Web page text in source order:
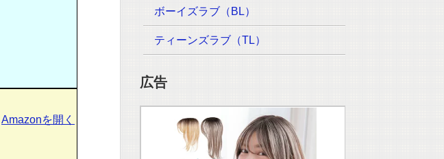
Amazonを開く
ボーイズラブ（BL）
ティーンズラブ（TL）
広告